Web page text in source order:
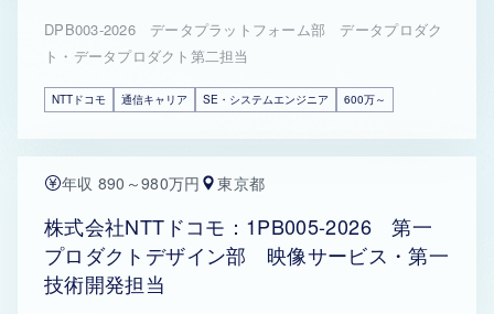
DPB003-2026 データプラットフォーム部 データプロダク
ト・データプロダクト第二担当
NTTドコモ 通信キャリア SE・システムエンジニア 600万～
年収 890～980万円 東京都
株式会社NTTドコモ：1PB005-2026 第一
プロダクトデザイン部 映像サービス・第一
技術開発担当